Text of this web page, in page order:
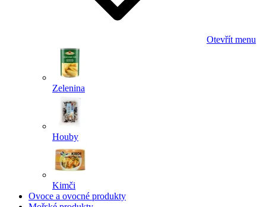
Otevřít menu
Zelenina
Houby
Kimči
Ovoce a ovocné produkty